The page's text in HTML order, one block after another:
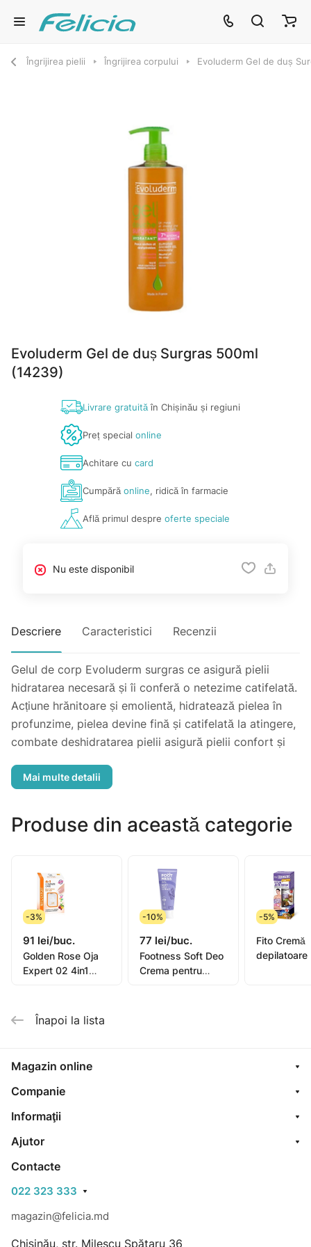
Îngrijirea pielii Îngrijirea corpului Evoluderm Gel de duș
Evoluderm Gel de duș Surgras 500ml
(14239)
Livrare gratuităîn Chișinău și regiuni
Preț special online
Achitare cu card
Cumpărăonline, ridică în farmacie
Află primul despre oferte speciale
Nu este disponibil
Descriere Caracteristici Recenzii
Gelul de corp Evoluderm surgras ce asigură pielii
hidratarea necesară și îi conferă o netezime catifelată.
Acțiune hrănitoare și emolientă, hidratează pielea în
profunzime, pielea devine fină și catifelată la atingere,
combate deshidratarea pielii asigură pielii confort și
Produse din această categorie
-3%
91 lei/buc.
Golden Rose Oja
Expert 02 4in1
-10%
77 lei/buc.
Footness Soft Deo
Crema pentru
-5%
Fito Cremă
depilatoare
Înapoi la lista
Magazin online
Companie
Informaţii
Ajutor
Contacte
022 323 333
magazin@felicia.md
Chișinău, str. Milescu Spătaru 36